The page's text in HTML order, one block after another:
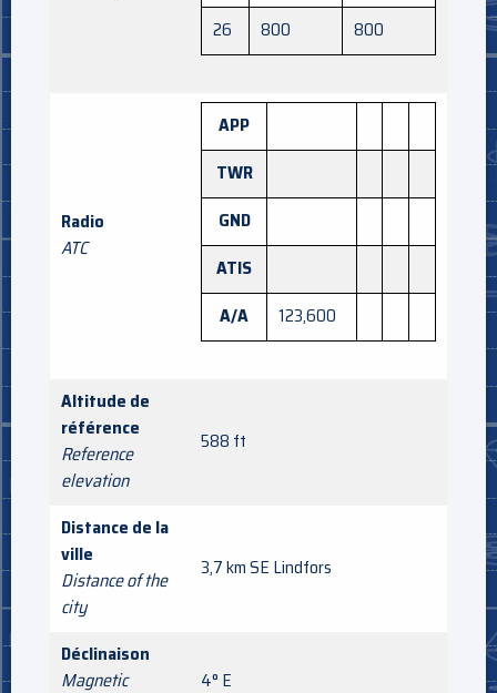
26
800 800
Radio
ATC
APP
TWR
GND
ATIS
A/A
123,600
Altitude de
référence
Reference
elevation
588 ft
Distance de la
ville
Distance of the
city
3,7 km SE Lindfors
Déclinaison
Magnetic
4° E